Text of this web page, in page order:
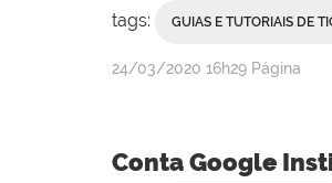
tags: GUIAS E TUTORIAIS DE
por
publicado
24/03/2020 16h29 Página
Conta Google